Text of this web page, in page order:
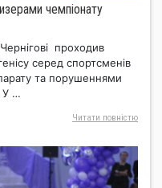
чемпіонату
проходив
серед спортсменів
та порушеннями
У …
Читати повнiстю